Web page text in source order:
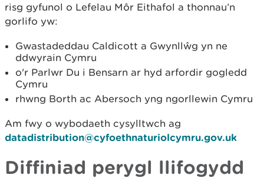
risg gyfunol o Lefelau Môr Eithafol a thonnau’n
gorlifo yw:
Gwastadeddau Caldicott a Gwynllŵg yn ne
ddwyrain Cymru
o'r Parlwr Du i Bensarn ar hyd arfordir gogledd
Cymru
rhwng Borth ac Abersoch yng ngorllewin Cymru
Am fwy o wybodaeth cysylltwch ag
datadistribution@cyfoethnaturiolcymru.gov.uk
Diffiniad perygl llifogydd